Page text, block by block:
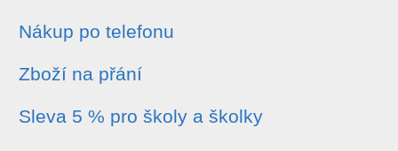
Nákup po telefonu
Zboží na přání
Sleva 5 % pro školy a školky